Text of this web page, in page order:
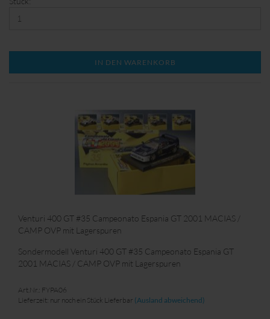
IN DEN WARENKORB
Venturi 400 GT #35 Campeonato Espania GT 2001 MACIAS /
CAMP OVP mit Lagerspuren
Sondermodell Venturi 400 GT #35 Campeonato Espania GT
2001 MACIAS / CAMP OVP mit Lagerspuren
Art.Nr.: FYPA06
Lieferzeit: nur noch ein Stück Lieferbar (Ausland abweichend)